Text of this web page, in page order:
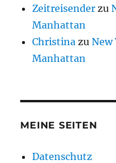
Zeitreisender zu
Manhattan
Christina zuNew
Manhattan
MEINE SEITEN
Datenschutz